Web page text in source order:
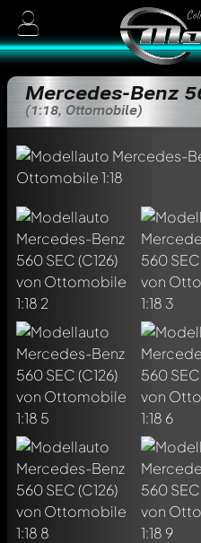
Mercedes-Benz
(1:18, Ottomobile)